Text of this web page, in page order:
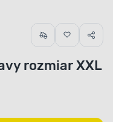
rozmiar XXL